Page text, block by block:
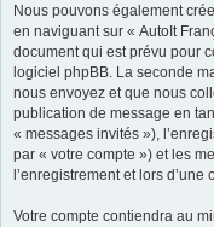
Nous pouvons également
en naviguant sur « AutoIt
document qui est prévu pour
logiciel phpBB. La seconde
nous envoyez et que nous
publication de message en
« messages invités »),
par « votre compte ») et les
l’enregistrement et lors
Votre compte contiendra au